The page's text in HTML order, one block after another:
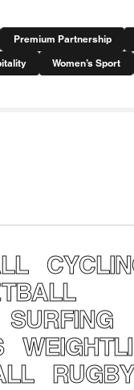
Premium Partnership
Women’s Sport
SURFING